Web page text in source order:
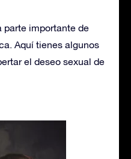
parte importante de
Aquí tienes algunos
el deseo sexual de